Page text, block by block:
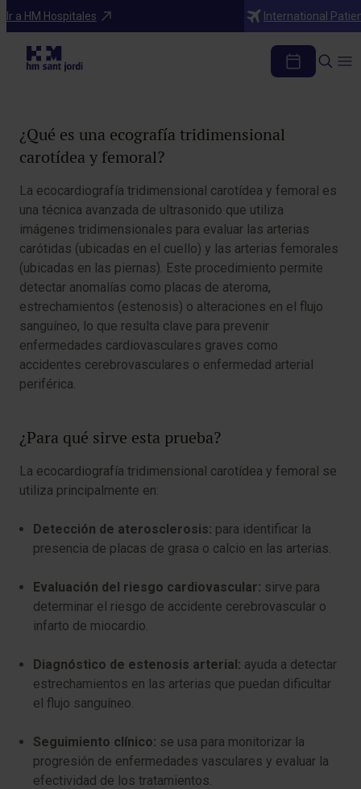
Ir a HM Hospitales International
Pruebas Diagnósticas y Tratamientos
Eco vascular 3D carotídeo y femoral
¿Qué es una ecografía tridimensional
carotídea y femoral?
La ecocardiografía tridimensional carotídea y femoral es
una técnica avanzada de ultrasonido que utiliza
imágenes tridimensionales para evaluar las arterias
carótidas (ubicadas en el cuello) y las arterias femorales
(ubicadas en las piernas). Este procedimiento permite
detectar anomalías como placas de ateroma,
estrechamientos (estenosis) o alteraciones en el flujo
sanguíneo, lo que resulta clave para prevenir
enfermedades cardiovasculares graves como
accidentes cerebrovasculares o enfermedad arterial
periférica.
¿Para qué sirve esta prueba?
La ecocardiografía tridimensional carotídea y femoral se
utiliza principalmente en:
Detección de aterosclerosis: para identificar la
presencia de placas de grasa o calcio en las arterias.
Evaluación del riesgo cardiovascular: sirve para
determinar el riesgo de accidente cerebrovascular o
infarto de miocardio.
Diagnóstico de estenosis arterial: ayuda a detectar
estrechamientos en las arterias que puedan dificultar
el flujo sanguíneo.
Seguimiento clínico: se usa para monitorizar la
progresión de enfermedades vasculares y evaluar la
efectividad de los tratamientos.